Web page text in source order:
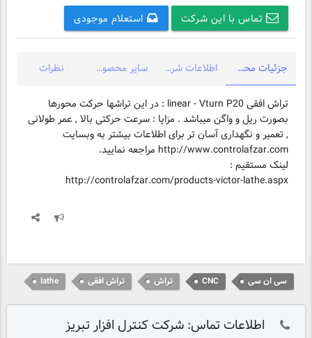
تماس با این شرکت استعلام موجودی
جزئیات محصول اطلاعات شرکت سایر محصولات شرکت نظرات
تراش افقی linear - Vturn P20 : در این تراشها حرکت محورها
بصورت ریل و واگن میباشد . مزایا : سرعت حرکتی بالا , عمر طولانی
, تعمیر و نگهداری آسان تر برای اطلاعات بیشتر به وبسایت
http://controlafzar.com/products-victor-lathe.aspx
سی ان سی CNC تراش تراش افقی lathe
اطلاعات تماس: شرکت کنترل افزار تبریز